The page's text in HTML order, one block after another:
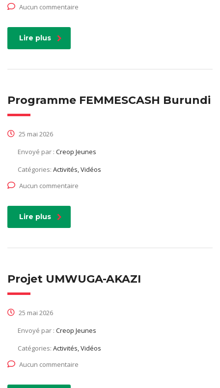
Aucun commentaire
Lire plus
Programme FEMMESCASH Burundi
25 mai 2026
Envoyé par : Creop Jeunes
Catégories: Activités, Vidéos
Aucun commentaire
Lire plus
Projet UMWUGA-AKAZI
25 mai 2026
Envoyé par : Creop Jeunes
Catégories: Activités, Vidéos
Aucun commentaire